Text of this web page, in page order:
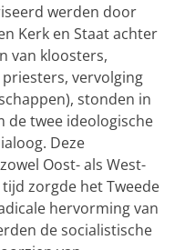
werden door
Kerk en Staat achter
van kloosters,
vervolging
stonden in
de twee ideologische
Deze
Oost- als West-
zorgde het Tweede
hervorming van
de socialistische